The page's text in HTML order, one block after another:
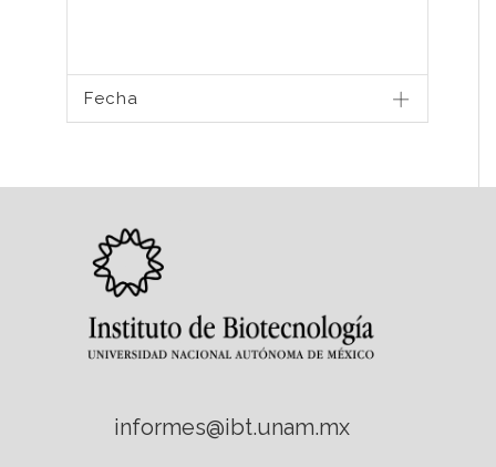
Fecha
informes@ibt.unam.mx